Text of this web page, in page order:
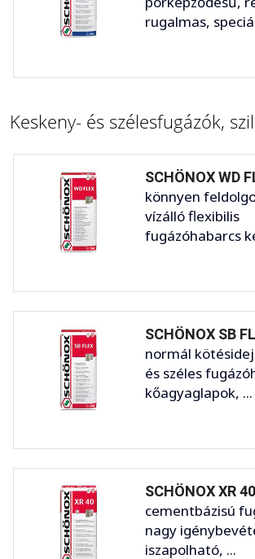
rugalmas,
Keskeny- és szélesfugázók,
SCHÖNOX WD
könnyen
vízálló flexibilis
fugázóhabarcs
SCHÖNOX SB
normál
és széles
kőagyaglapok, ...
SCHÖNOX XR 40
cementbázisú
nagy
iszapolható, ...